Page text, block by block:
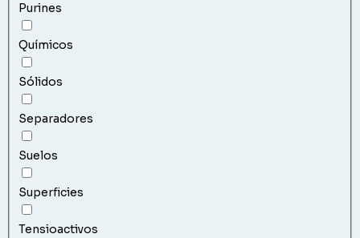
Purines
Químicos
Sólidos
Separadores
Suelos
Superficies
Tensioactivos